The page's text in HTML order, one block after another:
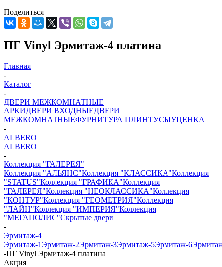
Поделиться
ПГ Vinyl Эрмитаж-4 платина
Главная
-
Каталог
-
ДВЕРИ МЕЖКОМНАТНЫЕ
АРКИДВЕРИ ВХОДНЫЕДВЕРИ
МЕЖКОМНАТНЫЕФУРНИТУРА ПЛИНТУСЫУЦЕНКА
-
ALBERO
ALBERO
-
Коллекция "ГАЛЕРЕЯ"
Коллекция "АЛЬЯНС"Коллекция "КЛАССИКА"Коллекция
"STATUS"Коллекция "ГРАФИКА"Коллекция
"ГАЛЕРЕЯ"Коллекция "НЕОКЛАССИКА"Коллекция
"КОНТУР"Коллекция "ГЕОМЕТРИЯ"Коллекция
"ЛАЙН"Коллекция "ИМПЕРИЯ"Коллекция
"МЕГАПОЛИС"Скрытые двери
-
Эрмитаж-4
Эрмитаж-1Эрмитаж-2Эрмитаж-3Эрмитаж-5Эрмитаж-6
-ПГ Vinyl Эрмитаж-4 платина
Акция